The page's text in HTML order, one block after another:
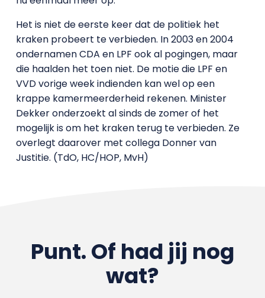
Het is niet de eerste keer dat de politiek het
kraken probeert te verbieden. In 2003 en 2004
ondernamen CDA en LPF ook al pogingen, maar
die haalden het toen niet. De motie die LPF en
VVD vorige week indienden kan wel op een
krappe kamermeerderheid rekenen. Minister
Dekker onderzoekt al sinds de zomer of het
mogelijk is om het kraken terug te verbieden. Ze
overlegt daarover met collega Donner van
Justitie. (TdO, HC/HOP, MvH)
Punt. Of had jij nog
wat?